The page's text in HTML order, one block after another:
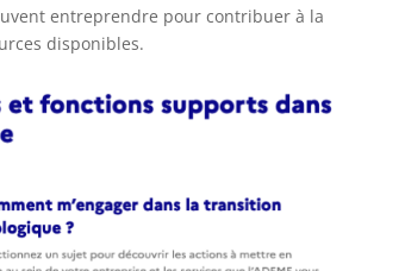
entreprendre pour contribuer à la
disponibles.